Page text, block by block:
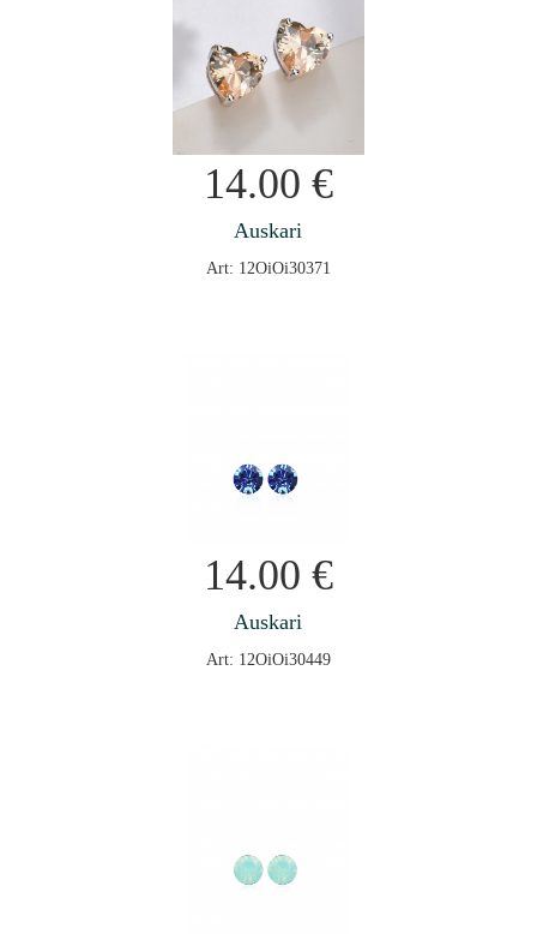
14.00 €
Auskari
Art: 12OiOi30371
14.00 €
Auskari
Art: 12OiOi30449